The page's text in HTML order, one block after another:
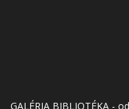
GALÉRIA BIBLIOTÉKA -